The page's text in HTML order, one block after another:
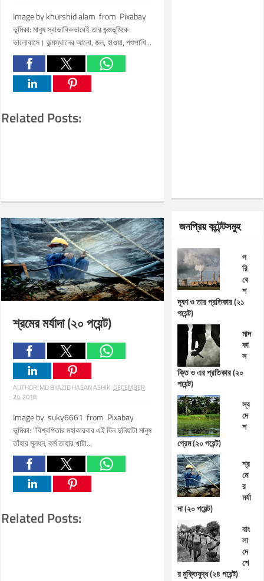
Image by khurshid alam from Pixabay
ভূমিকা: মানুষ স্বাভাবিকভাবেই তার জন্মভূমিকে
ভালোবাসে। জন্মস্থানের আলো, জল, হাওয়া, পশুপাখি...
Related Posts:
শ্রমের মর্যাদা (২০ পয়েন্ট)
AUTHOR:MD BYAZID HASAN ASHIK DECEMBER
24, 2018
Image by suky6661 from Pixabay
ভূমিকা: "বিশ্বপিতার মহাকারবার এই দিন দুনিয়াটা মানুষ
তাঁহার মূলধন, কর্ম তাহার খাটা...
Related Posts:
জনপ্রিয় কন্টেন্টসমুহ
প
রি
বে
শ
দূষণ ও তার প্রতিকার (২১
পয়েন্ট)
মাদ
কা
স
ক্তি ও এর প্রতিকার (২০
পয়েন্ট)
স্ব
দে
শ
প্রেম (২০ পয়েন্ট)
শ্র
মে
র
মর্যা
দা (২০ পয়েন্ট)
বাং
লা
দে
শে
র মুক্তিযুদ্ধ (২৪ পয়েন্ট)